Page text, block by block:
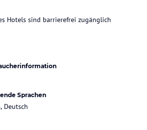
Hotels sind barrierefrei zugänglich
Sprachen
Deutsch